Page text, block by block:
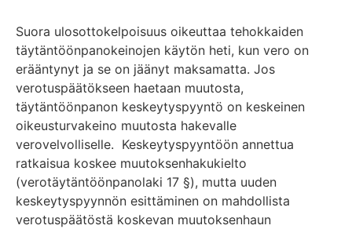
Suora ulosottokelpoisuus oikeuttaa tehokkaiden
täytäntöönpanokeinojen käytön heti, kun vero on
erääntynyt ja se on jäänyt maksamatta. Jos
verotuspäätökseen haetaan muutosta,
täytäntöönpanon keskeytyspyyntö on keskeinen
oikeusturvakeino muutosta hakevalle
verovelvolliselle. Keskeytyspyyntöön annettua
ratkaisua koskee muutoksenhakukielto
(verotäytäntöönpanolaki 17 §), mutta uuden
keskeytyspyynnön esittäminen on mahdollista
verotuspäätöstä koskevan muutoksenhaun